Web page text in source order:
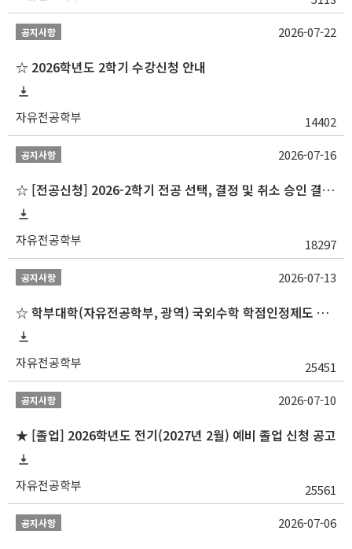
공지사항
☆ 2026학년도 2학기 수강신청 안내
자유전공학부 14402
2026-07-22
공지사항
☆ [전공신청] 2026-2학기 전공 선택, 결정 및 취소 승인 결과 알림(심화전공 포함)
자유전공학부 18297
2026-07-16
공지사항
☆ 학부대학(자유전공학부, 광역) 국외수학 학점인정제도 변경 안내(2027-1학기 파견학생부터)
자유전공학부 25451
2026-07-13
공지사항
★ [졸업] 2026학년도 전기(2027년 2월) 예비 졸업 신청 공고
자유전공학부 25561
2026-07-10
공지사항 2026-07-06